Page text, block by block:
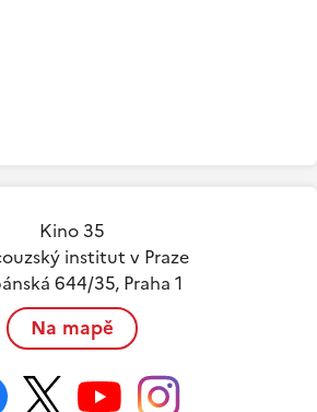
Kino 35
institut v Praze
644/35, Praha 1
Na mapě